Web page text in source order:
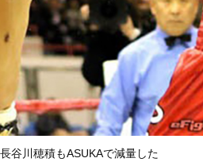
谷川穂積もASUKAで減量した